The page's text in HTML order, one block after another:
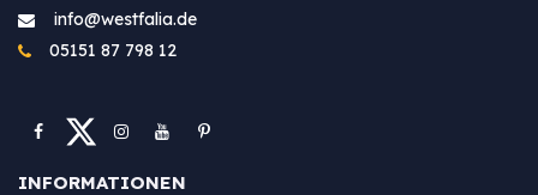
info@westfa​lia.de
05151 87 798 12
INFORMATIONEN